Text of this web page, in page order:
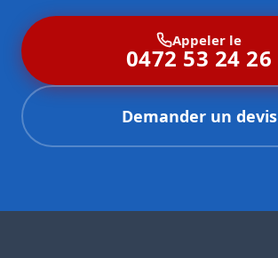
Appeler le
0472 53 24 26
Demander un devis